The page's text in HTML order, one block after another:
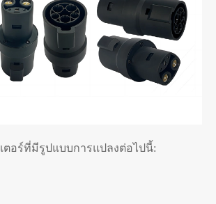
ตอร์ที่มีรูปแบบการแปลงต่อไปนี้: